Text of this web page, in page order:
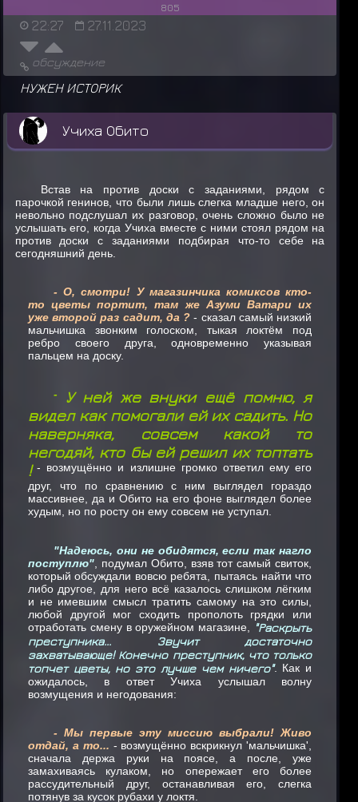
805
22:27 27.11.2023
обсуждение
НУЖЕН ИСТОРИК
Учиха Обито
Встав на против доски с заданиями, рядом с
парочкой генинов, что были лишь слегка младше него, он
невольно подслушал их разговор, очень сложно было не
услышать его, когда Учиха вместе с ними стоял рядом на
против доски с заданиями подбирая что-то себе на
сегодняшний день.
- О, смотри! У магазинчика комиксов кто-
то цветы портит, там же Азуми Ватари их
уже второй раз садит, да ? - сказал самый низкий
мальчишка звонким голоском, тыкая локтём под
ребро своего друга, одновременно указывая
пальцем на доску.
- Уней же внуки ещё помню, я
видел как помогали ей их садить. Но
наверняка, совсем какой то
негодяй, кто бы ей решил их топтать
!- возмущённо и излишне громко ответил ему его
друг, что по сравнению с ним выглядел гораздо
массивнее, да и Обито на его фоне выглядел более
худым, но по росту он ему совсем не уступал.
"Надеюсь, они не обидятся, если так нагло
поступлю", подумал Обито, взяв тот самый свиток,
который обсуждали вовсю ребята, пытаясь найти что
либо другое, для него всё казалось слишком лёгким
и не имевшим смысл тратить самому на это силы,
любой другой мог сходить прополоть грядки или
отработать смену в оружейном магазине,
"Раскрыть
преступника... Звучит достаточно
захватывающе! Конечно преступник, что только
топчет цветы, но это лучше чем ничего". Как и
ожидалось, в ответ Учиха услышал волну
возмущения и негодования:
- Мы первые эту миссию выбрали! Живо
отдай, а то... - возмущённо вскрикнул 'мальчишка',
сначала держа руки на поясе, а после, уже
замахиваясь кулаком, но опережает его более
рассудительный друг, останавливая его, слегка
потянув за кусок рубахи у локтя.